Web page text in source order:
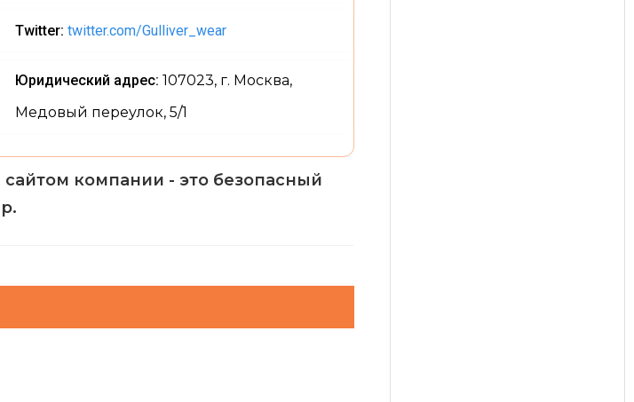
Twitter: twitter.com/Gulliver_wear
Юридический адрес:107023, г. Москва,
Медовый переулок, 5/1
компании - это безопасный